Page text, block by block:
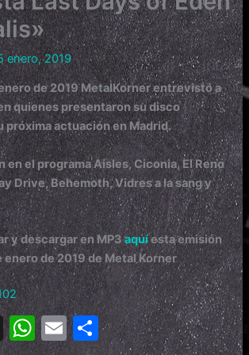
enero, 2019
de 2019 MetalKorner entrevistó a
quienes presentaron su disco
próxima actuación en Madrid.
en el programa Aisles, Ciconia, El Reno
Drive, Behemoth, Vidres a la sang y
y descargar en MP3aquíesta emisión
enero de 2019 de Metal Korner
X W E C